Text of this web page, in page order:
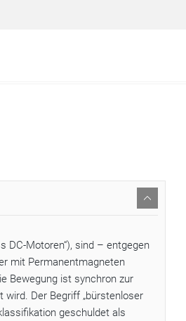
DC-Motoren“), sind – entgegen
mit Permanentmagneten
Bewegung ist synchron zur
wird. Der Begriff „bürstenloser
geschuldet als